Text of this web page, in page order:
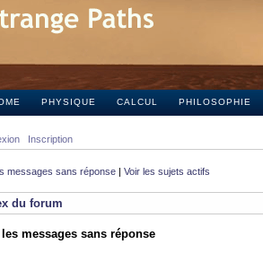
PHYSIQUE CALCUL PHILOSOPHIE
Inscription
messages sans réponse | Voir les sujets actifs
du forum
messages sans réponse